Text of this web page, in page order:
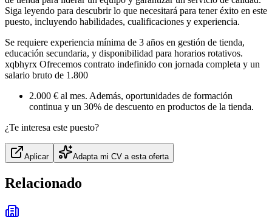
Siga leyendo para descubrir lo que necesitará para tener éxito en este
puesto, incluyendo habilidades, cualificaciones y experiencia.
Se requiere experiencia mínima de 3 años en gestión de tienda,
educación secundaria, y disponibilidad para horarios rotativos.
xqbhyrx Ofrecemos contrato indefinido con jornada completa y un
salario bruto de 1.800
2.000 € al mes. Además, oportunidades de formación
continua y un 30% de descuento en productos de la tienda.
¿Te interesa este puesto?
Aplicar Adapta mi CV a esta oferta
Relacionado